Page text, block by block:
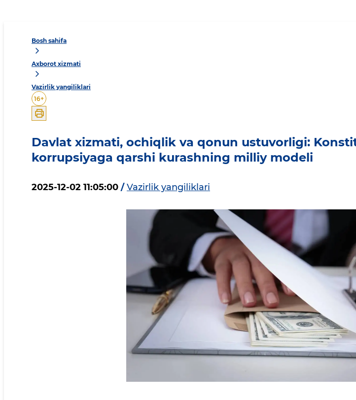
Bosh sahifa
Axborot xizmati
Vazirlik yangiliklari
16+
Davlat xizmati, ochiqlik va qonun ustuvorligi:
korrupsiyaga qarshi kurashning milliy modeli
2025-12-02 11:05:00 / Vazirlik yangiliklari